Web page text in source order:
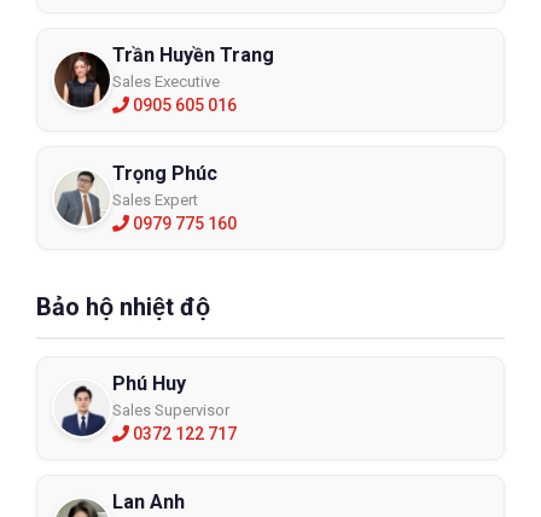
Trần Huyền Trang
Sales Executive
0905 605 016
Trọng Phúc
Sales Expert
0979 775 160
Bảo hộ nhiệt độ
Phú Huy
Sales Supervisor
0372 122 717
Lan Anh